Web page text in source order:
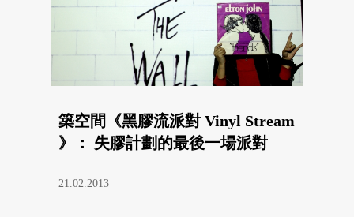
築空間《黑膠流派對 Vinyl Stream
》： 失膠計劃的最後一場派對
21.02.2013